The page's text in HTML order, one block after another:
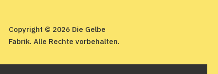
Copyright © 2026 Die Gelbe
Fabrik. Alle Rechte vorbehalten.